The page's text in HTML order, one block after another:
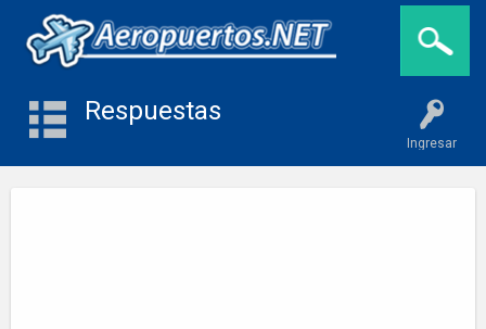
Ingresar
Respuestas